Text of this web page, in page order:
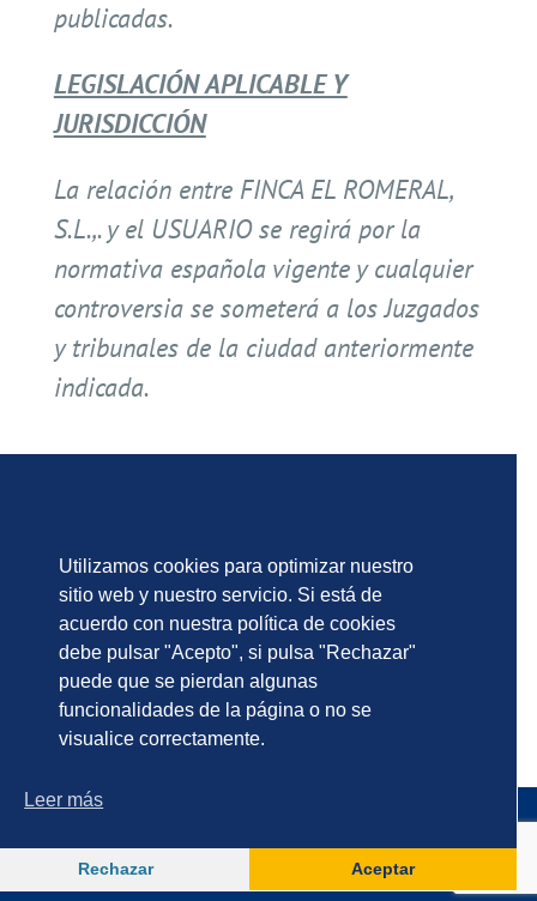
publicadas.
LEGISLACIÓN APLICABLE Y
JURISDICCIÓN
La relación entre FINCA EL ROMERAL,
S.L.,. y el USUARIO se regirá por la
normativa española vigente y cualquier
controversia se someterá a los Juzgados
y tribunales de la ciudad anteriormente
indicada.
Aviso legal| Política de Cookies
Utilizamos cookies para optimizar nuestro
sitio web y nuestro servicio. Si está de
acuerdo con nuestra política de cookies
debe pulsar "Acepto", si pulsa "Rechazar"
puede que se pierdan algunas
funcionalidades de la página o no se
visualice correctamente.
Leer más
Rechazar Aceptar